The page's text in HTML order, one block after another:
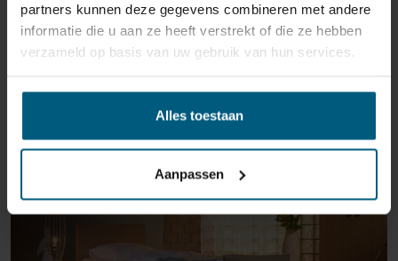
partners kunnen deze gegevens combineren met andere
informatie die u aan ze heeft verstrekt of die ze hebben
verzameld op basis van uw gebruik van hun services.
Alles toestaan
Aanpassen